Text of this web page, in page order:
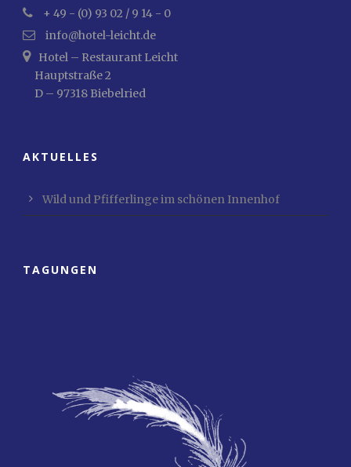
+ 49 - (0) 93 02 / 9 14 - 0
info@hotel-leicht.de
Hotel – Restaurant Leicht
Hauptstraße 2
D – 97318 Biebelried
AKTUELLES
Wild und Pfifferlinge im schönen Innenhof
TAGUNGEN